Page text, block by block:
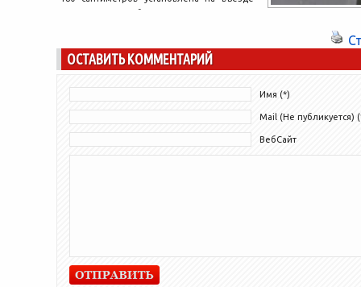
в деревню Молебка. Проект спонсировала
ОСТАВИТЬ КОММЕНТАРИЙ
Имя (*)
Mail (Не публикуется)
ВебСайт